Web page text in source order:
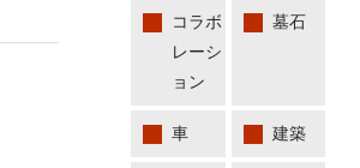
コラボ
レーシ
ョン
墓石
車 建築